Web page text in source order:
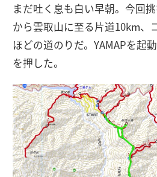
まだ吐く息も白い早朝。今回
から雲取山に至る片道10km、
ほどの道のりだ。YAMAPを起
を押した。